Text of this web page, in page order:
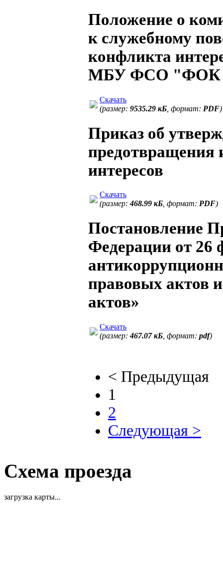
Положение о
к служебному
конфликта
МБУ ФСО
Скачать
(размер: 9535.29 кБ , формат: PDF)
Приказ об
предотвращения
интересов
Скачать
(размер:468.99 кБ , формат: PDF)
Постановление
Федерации от 26
правовых актов
актов»
Скачать
(размер:467.07 кБ , формат: pdf)
< Предыдущая
1
2
Следующая >
Схема проезда
загрузка карты...